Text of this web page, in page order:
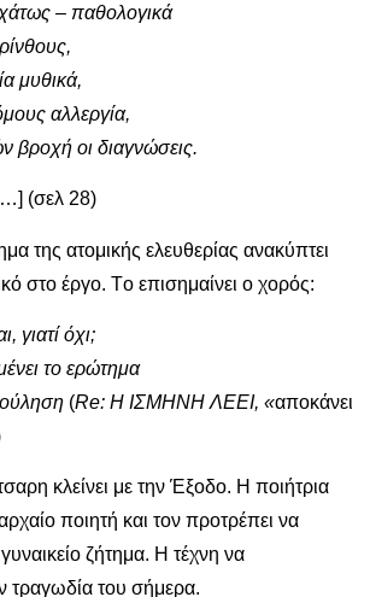
‒ παθολογικά
μυθικά,
αλλεργία,
βροχή οι διαγνώσεις.
(σελ 28)
της ατομικής ελευθερίας ανακύπτει
στο έργο. Tο επισημαίνει ο χορός:
γιατί όχι;
το ερώτημα
(Re: Η ΙΣΜΗΝΗ ΛΕΕΙ, «αποκάνει
κλείνει με την Έξοδο. Η ποιήτρια
ποιητή και τον προτρέπει να
γυναικείο ζήτημα. Η τέχνη να
τραγωδία του σήμερα.